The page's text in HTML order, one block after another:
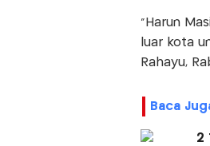
"Harun
luar kota
Rahayu,
Baca
2